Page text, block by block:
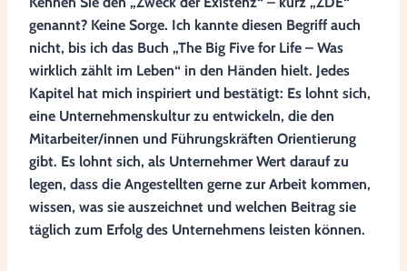
genannt? Keine Sorge. Ich kannte diesen Begriff auch
nicht, bis ich das Buch „The Big Five for Life – Was
wirklich zählt im Leben“ in den Händen hielt. Jedes
Kapitel hat mich inspiriert und bestätigt: Es lohnt sich,
eine Unternehmenskultur zu entwickeln, die den
Mitarbeiter/innen und Führungskräften Orientierung
gibt. Es lohnt sich, als Unternehmer Wert darauf zu
legen, dass die Angestellten gerne zur Arbeit kommen,
wissen, was sie auszeichnet und welchen Beitrag sie
täglich zum Erfolg des Unternehmens leisten können.